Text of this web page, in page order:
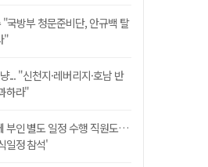
국방부 청문준비단, 안규백 탈
"
... "신천지·레버리지·호남 반
하라"
부인 별도 일정 수행 직원도…
일정 참석'